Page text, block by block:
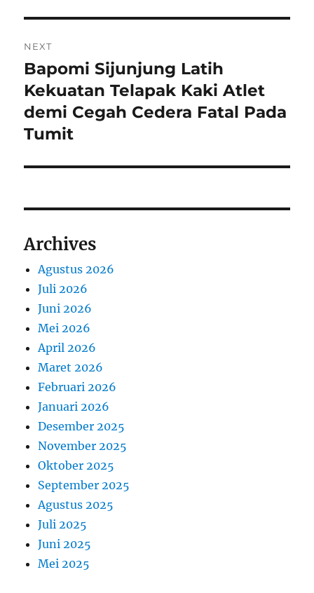
NEXT
Next
post:
Bapomi Sijunjung Latih
Kekuatan Telapak Kaki Atlet
demi Cegah Cedera Fatal Pada
Tumit
Archives
Agustus 2026
Juli 2026
Juni 2026
Mei 2026
April 2026
Maret 2026
Februari 2026
Januari 2026
Desember 2025
November 2025
Oktober 2025
September 2025
Agustus 2025
Juli 2025
Juni 2025
Mei 2025